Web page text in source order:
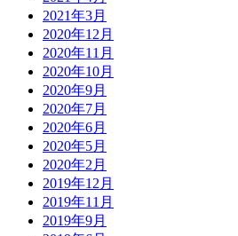
2021年3月
2020年12月
2020年11月
2020年10月
2020年9月
2020年7月
2020年6月
2020年5月
2020年2月
2019年12月
2019年11月
2019年9月